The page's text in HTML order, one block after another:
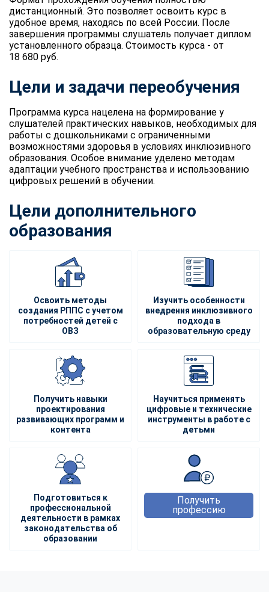
дистанционный. Это позволяет освоить курс в
удобное время, находясь по всей России. После
завершения программы слушатель получает диплом
установленного образца. Стоимость курса - от
18 680 руб.
Цели и задачи переобучения
Программа курса нацелена на формирование у
слушателей практических навыков, необходимых для
работы с дошкольниками с ограниченными
возможностями здоровья в условиях инклюзивного
образования. Особое внимание уделено методам
адаптации учебного пространства и использованию
цифровых решений в обучении.
Цели дополнительного
образования
Освоить методы
создания РППС с учетом
потребностей детей с
ОВЗ
Изучить особенности
внедрения инклюзивного
подхода в
образовательную среду
Получить навыки
проектирования
развивающих программ и
контента
Научиться применять
цифровые и технические
инструменты в работе с
детьми
Подготовиться к
профессиональной
деятельности в рамках
законодательства об
образовании
Получить
профессию